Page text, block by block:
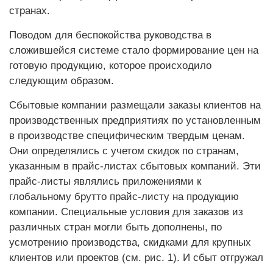
странах.
Поводом для беспокойства ­руководства в
сложившейся ­системе стало формирование цен на
готовую продукцию, ­которое происходило
следующим образом.
Сбытовые компании размещали заказы клиентов на
производственных предприятиях по установленным
в производстве специфическим твердым ценам.
Они определялись с учетом скидок по странам,
указанным в прайс-листах сбытовых компаний. Эти
прайс-листы являлись приложениями к
глобальному брутто прайс-листу на продукцию
компании. Специальные условия для заказов из
различных стран могли быть дополнены, по
усмотрению производства, скидками для крупных
клиентов или проектов (см. рис. 1). И сбыт отгружал